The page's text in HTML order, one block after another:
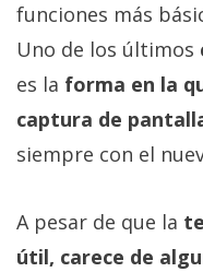
+
Más
temas
Sorteos
Foros
funciones más
Uno de los últimos
es la forma en la
captura de
siempre con el
A pesar de que la
útil, carece de